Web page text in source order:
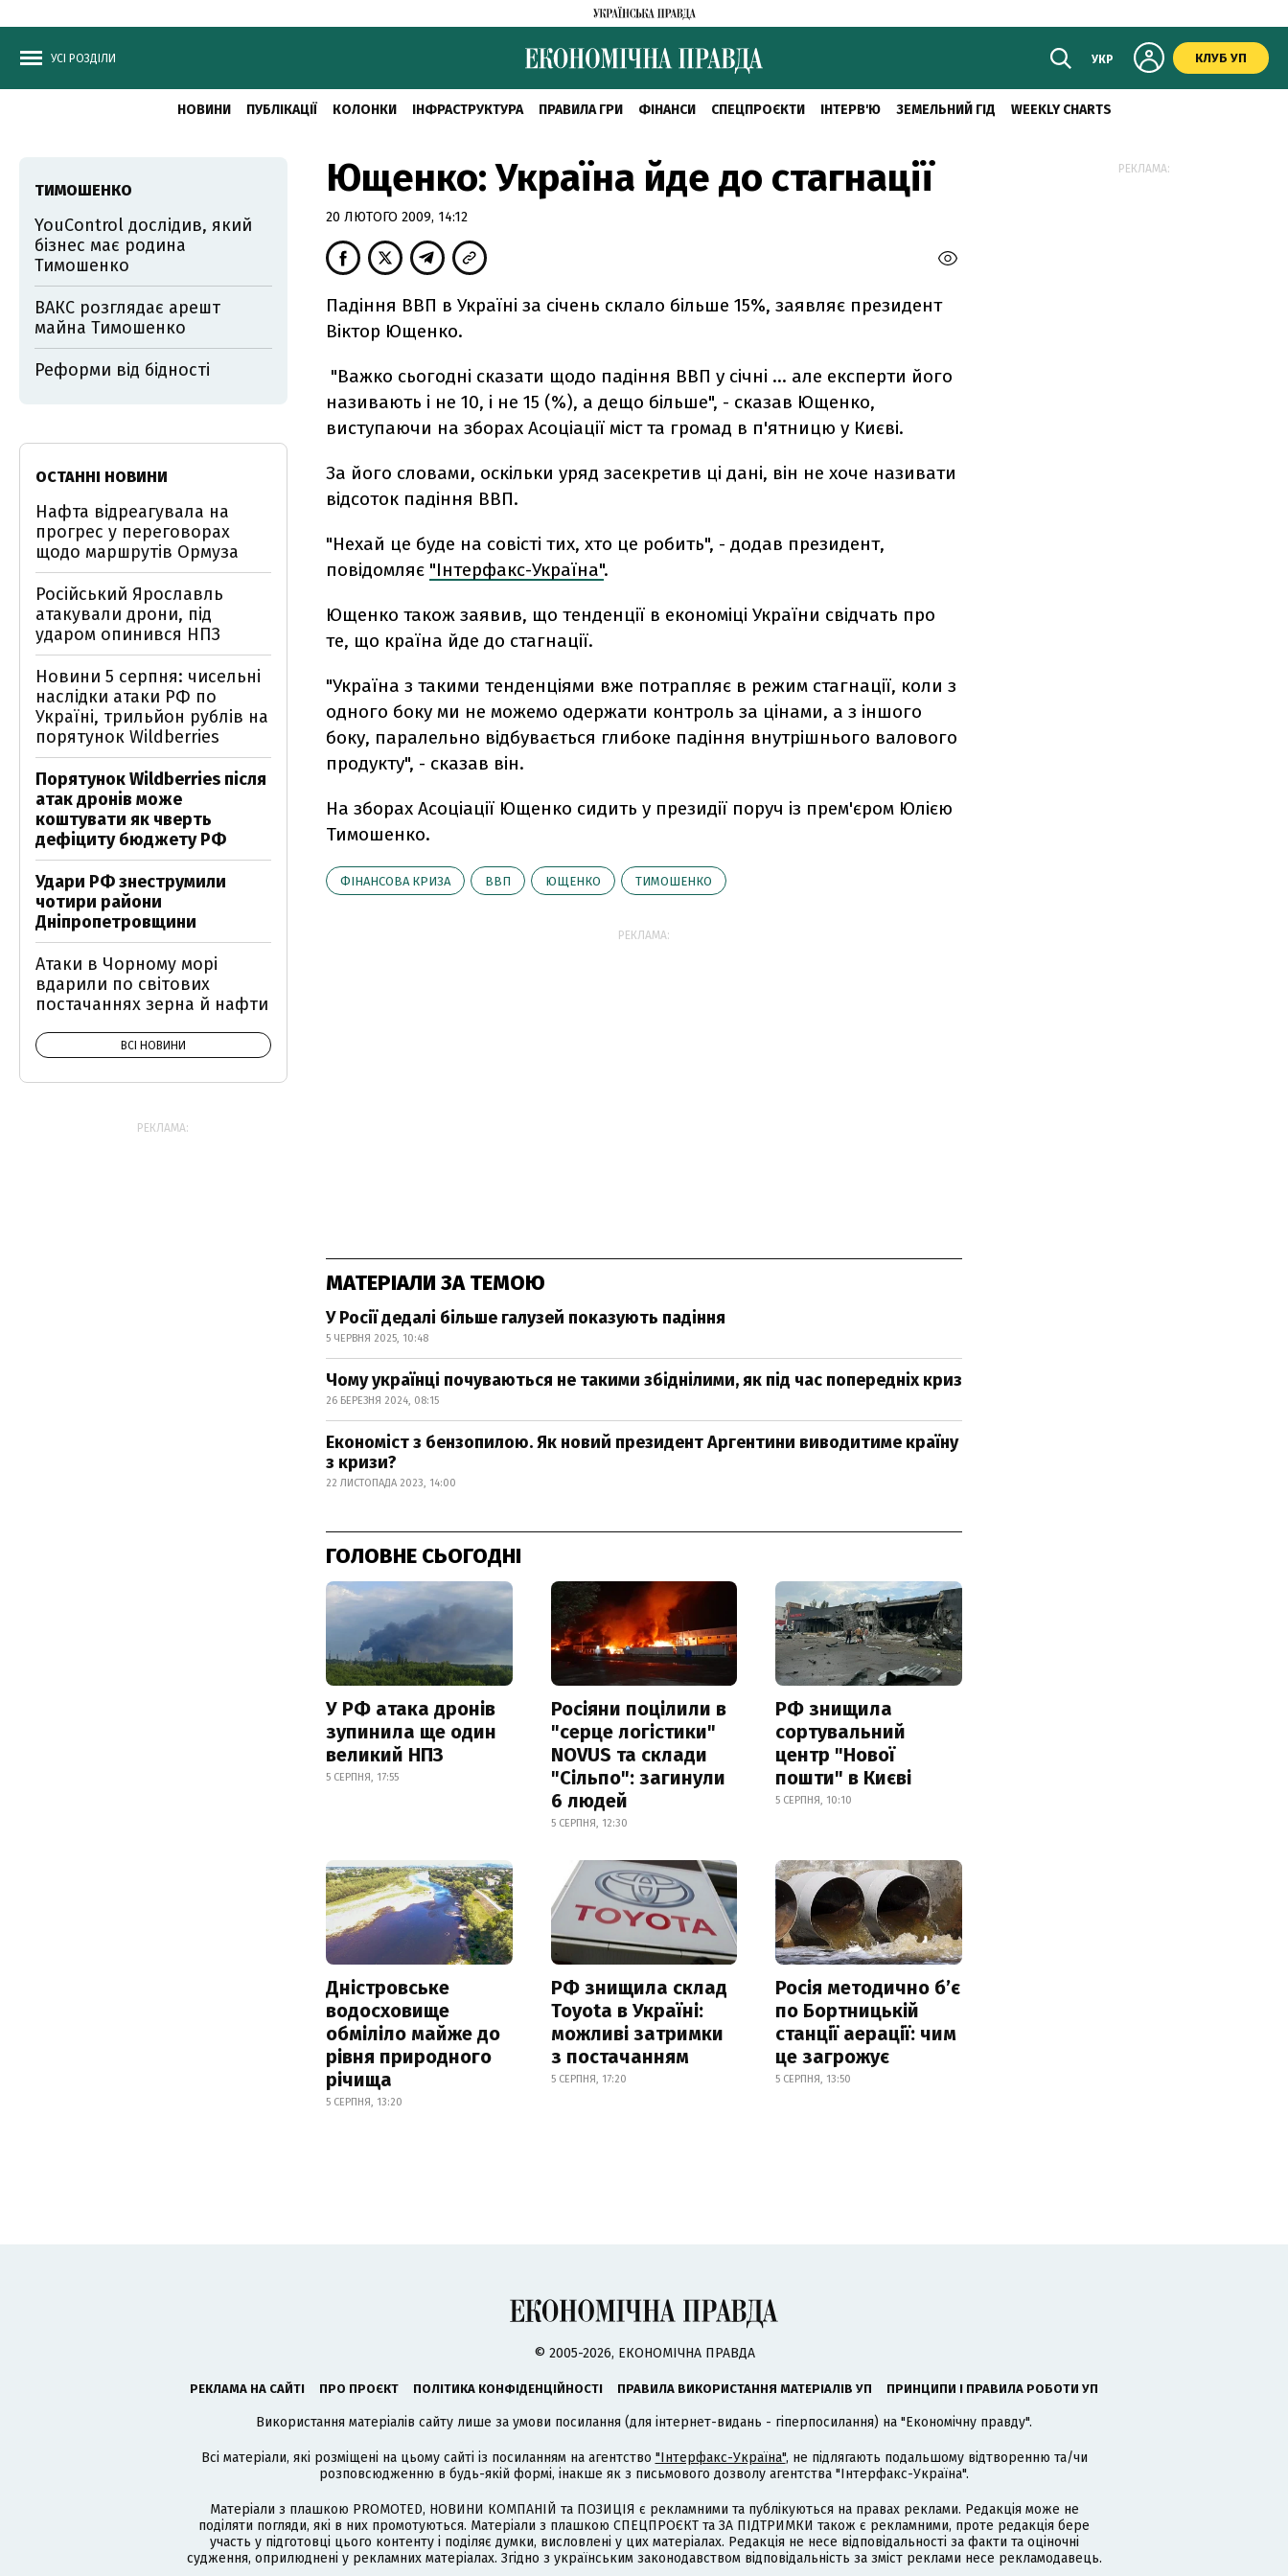
УСІ РОЗДІЛИ УКР КЛУБ УП
НОВИНИ ПУБЛІКАЦІЇ КОЛОНКИ ІНФРАСТРУКТУРА ПРАВИЛА ГРИ ФІНАНСИ СПЕЦПРОЄКТИ ІНТЕРВ'Ю ЗЕМЕЛЬНИЙ ГІД WEEKLY CHARTS
Ющенко: Україна йде до стагнації
20 ЛЮТОГО 2009, 14:12
Падіння ВВП в Україні за січень склало більше 15%, заявляє президент
Віктор Ющенко.
"Важко сьогодні сказати щодо падіння ВВП у січні ... але експерти його
називають і не 10, і не 15 (%), а дещо більше", - сказав Ющенко,
виступаючи на зборах Асоціації міст та громад в п'ятницю у Києві.
За його словами, оскільки уряд засекретив ці дані, він не хоче називати
відсоток падіння ВВП.
"Нехай це буде на совісті тих, хто це робить", - додав президент,
повідомляє "Інтерфакс-Україна".
Ющенко також заявив, що тенденції в економіці України свідчать про
те, що країна йде до стагнації.
"Україна з такими тенденціями вже потрапляє в режим стагнації, коли з
одного боку ми не можемо одержати контроль за цінами, а з іншого
боку, паралельно відбувається глибоке падіння внутрішнього валового
продукту", - сказав він.
На зборах Асоціації Ющенко сидить у президії поруч із прем'єром Юлією
Тимошенко.
ФІНАНСОВА КРИЗА ВВП ЮЩЕНКО ТИМОШЕНКО
РЕКЛАМА:
МАТЕРІАЛИ ЗА ТЕМОЮ
У Росії дедалі більше галузей показують падіння
5 ЧЕРВНЯ 2025, 10:48
Чому українці почуваються не такими збіднілими, як під час попередніх криз
26 БЕРЕЗНЯ 2024, 08:15
Економіст з бензопилою. Як новий президент Аргентини виводитиме країну
з кризи?
22 ЛИСТОПАДА 2023, 14:00
ГОЛОВНЕ СЬОГОДНІ
У РФ атака дронів
зупинила ще один
великий НПЗ
5 СЕРПНЯ, 17:55
Росіяни поцілили в
"серце логістики"
NOVUS та склади
"Сільпо": загинули
6 людей
5 СЕРПНЯ, 12:30
РФ знищила
сортувальний
центр "Нової
пошти" в Києві
5 СЕРПНЯ, 10:10
Дністровське
водосховище
обміліло майже до
рівня природного
річища
5 СЕРПНЯ, 13:20
РФ знищила склад
Toyota в Україні:
можливі затримки
з постачанням
5 СЕРПНЯ, 17:20
Росія методично б’є
по Бортницькій
станції аерації: чим
це загрожує
5 СЕРПНЯ, 13:50
ТИМОШЕНКО
YouControl дослідив, який
бізнес має родина
Тимошенко
ВАКС розглядає арешт
майна Тимошенко
Реформи від бідності
ОСТАННІ НОВИНИ
Нафта відреагувала на
прогрес у переговорах
щодо маршрутів Ормуза
Російський Ярославль
атакували дрони, під
ударом опинився НПЗ
Новини 5 серпня: чисельні
наслідки атаки РФ по
Україні, трильйон рублів на
порятунок Wildberries
Порятунок Wildberries після
атак дронів може
коштувати як чверть
дефіциту бюджету РФ
Удари РФ знеструмили
чотири райони
Дніпропетровщини
Атаки в Чорному морі
вдарили по світових
постачаннях зерна й нафти
ВСІ НОВИНИ
РЕКЛАМА:
РЕКЛАМА:
© 2005-2026, ЕКОНОМІЧНА ПРАВДА
РЕКЛАМА НА САЙТІ ПРО ПРОЄКТ ПОЛІТИКА КОНФІДЕНЦІЙНОСТІ ПРАВИЛА ВИКОРИСТАННЯ МАТЕРІАЛІВ УП ПРИНЦИПИ І ПРАВИЛА РОБОТИ УП
Використання матеріалів сайту лише за умови посилання (для інтернет-видань - гіперпосилання) на "Економічну правду".
Всі матеріали, які розміщені на цьому сайті із посиланням на агентство "Інтерфакс-Україна", не підлягають подальшому відтворенню та/чи
розповсюдженню в будь-якій формі, інакше як з письмового дозволу агентства "Інтерфакс-Україна".
Матеріали з плашкою PROMOTED, НОВИНИ КОМПАНІЙ та ПОЗИЦІЯ є рекламними та публікуються на правах реклами. Редакція може не
поділяти погляди, які в них промотуються. Матеріали з плашкою СПЕЦПРОЄКТ та ЗА ПІДТРИМКИ також є рекламними, проте редакція бере
участь у підготовці цього контенту і поділяє думки, висловлені у цих матеріалах. Редакція не несе відповідальності за факти та оціночні
судження, оприлюднені у рекламних матеріалах. Згідно з українським законодавством відповідальність за зміст реклами несе рекламодавець.